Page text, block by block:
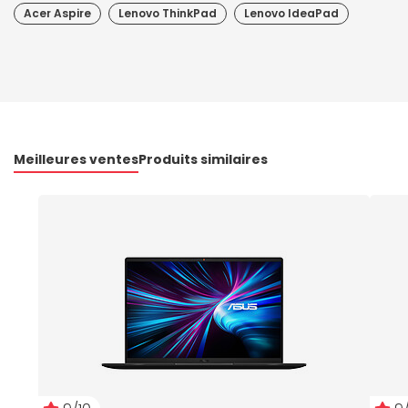
Acer Aspire Lenovo ThinkPad Lenovo IdeaPad
Meilleures ventesProduits similaires